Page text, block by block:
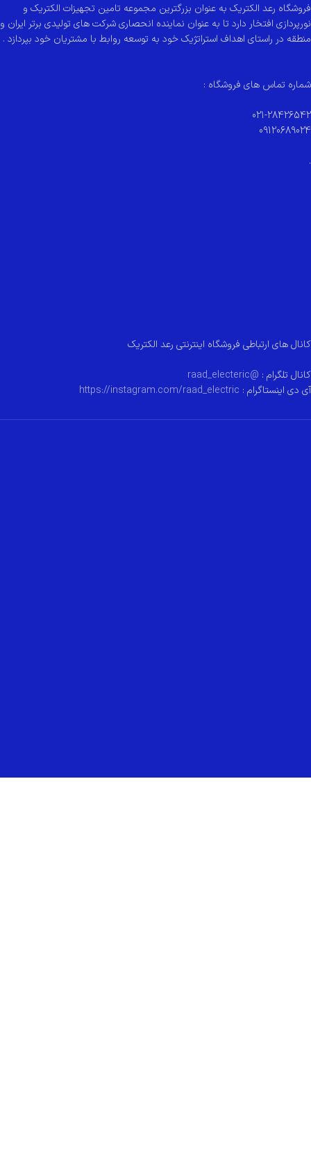
فروشگاه رعد الکتریک به عنوان بزرگترین مجموعه تامین تجهیزات الکتریک و
نورپردازی افتخار دارد تا به عنوان نماینده انحصاری شرکت های تولیدی برتر ایران و
منطقه در راستای اهداف استراتژیک خود به توسعه روابط با مشتریان خود بپردازد .
شماره تماس های فروشگاه :
021-28426542
09120689024
.
کانال های ارتباطی فروشگاه اینترنتی رعد الکتریک
کانال تلگرام : @raad_electeric
آی دی اینستاگرام : https://instagram.com/raad_electric